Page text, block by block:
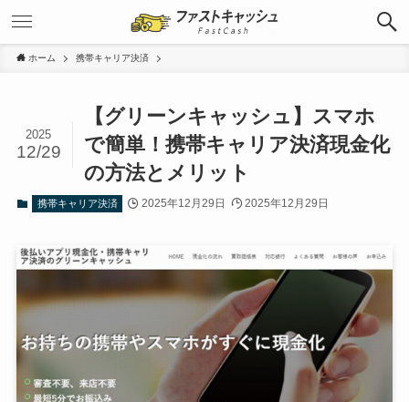
ホーム 携帯キャリア決済
【グリーンキャッシュ】スマホ
で簡単！携帯キャリア決済現金化
の方法とメリット
2025
12/29
携帯キャリア決済 2025年12月29日 2025年12月29日